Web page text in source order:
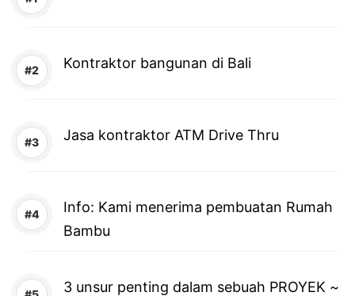
Kontraktor bangunan di Bali
Jasa kontraktor ATM Drive Thru
Info: Kami menerima pembuatan Rumah
Bambu
3 unsur penting dalam sebuah PROYEK ~